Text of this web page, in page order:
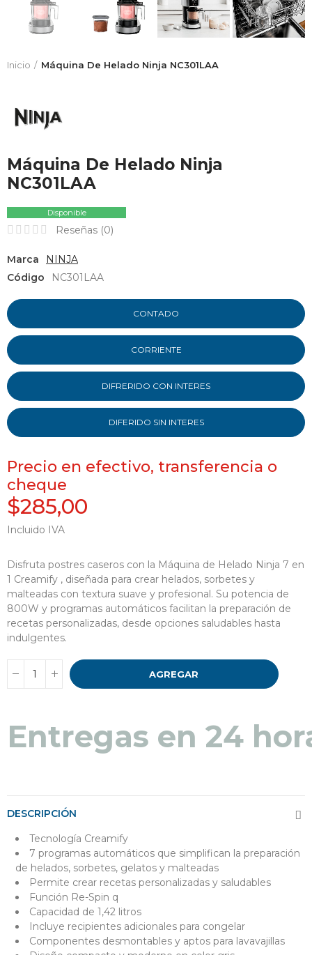
Inicio Máquina De Helado Ninja NC301LAA
Máquina De Helado Ninja
NC301LAA
Disponible
Reseñas (0)
Marca
NINJA
Código
NC301LAA
CONTADO
CORRIENTE
DIFRERIDO CON INTERES
DIFERIDO SIN INTERES
Precio en efectivo, transferencia o
cheque
$285,00
Incluido IVA
Disfruta postres caseros con la Máquina de Helado Ninja 7 en
1 Creamify , diseñada para crear helados, sorbetes y
malteadas con textura suave y profesional. Su potencia de
800W y programas automáticos facilitan la preparación de
recetas personalizadas, desde opciones saludables hasta
indulgentes.
AGREGAR
Entregas en 24
DESCRIPCIÓN
Tecnología Creamify
7 programas automáticos que simplifican la preparación
de helados, sorbetes, gelatos y malteadas
Permite crear recetas personalizadas y saludables
Función Re-Spin q
Capacidad de 1,42 litros
Incluye recipientes adicionales para congelar
Componentes desmontables y aptos para lavavajillas